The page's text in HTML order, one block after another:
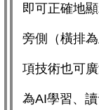
即可正確地
旁側（橫排
項技術也可
為AI學習、